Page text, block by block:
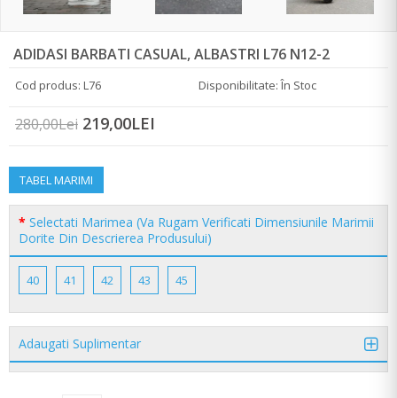
ADIDASI BARBATI CASUAL, ALBASTRI L76 N12-2
Cod produs: L76 Disponibilitate: În Stoc
280,00Lei 219,00LEI
TABEL MARIMI
Selectati Marimea (Va Rugam Verificati Dimensiunile Marimii
Dorite Din Descrierea Produsului)
40 41 42 43 45
Adaugati Suplimentar